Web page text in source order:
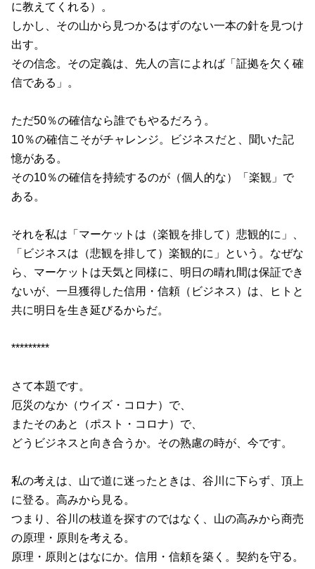
に教えてくれる）。
しかし、その山から見つかるはずのない一本の針を見つけ
出す。
その信念。その定義は、先人の言によれば「証拠を欠く確
信である」。
ただ50％の確信なら誰でもやるだろう。
10％の確信こそがチャレンジ。ビジネスだと、聞いた記
憶がある。
その10％の確信を持続するのが（個人的な）「楽観」で
ある。
それを私は「マーケットは（楽観を排して）悲観的に」、
「ビジネスは（悲観を排して）楽観的に」という。なぜな
ら、マーケットは天気と同様に、明日の晴れ間は保証でき
ないが、一旦獲得した信用・信頼（ビジネス）は、ヒトと
共に明日を生き延びるからだ。
*********
さて本題です。
厄災のなか（ウイズ・コロナ）で、
またそのあと（ポスト・コロナ）で、
どうビジネスと向き合うか。その熟慮の時が、今です。
私の考えは、山で道に迷ったときは、谷川に下らず、頂上
に登る。高みから見る。
つまり、谷川の枝道を探すのではなく、山の高みから商売
の原理・原則を考える。
原理・原則とはなにか。信用・信頼を築く。契約を守る。